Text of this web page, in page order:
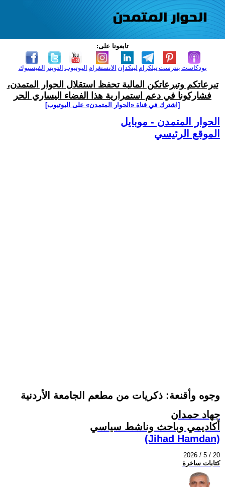
تابعونا على:
الفيسبوك التويتر اليوتيوب الانستغرام لينكدإن تيلكرامبنترست بودكاست
تبرعاتكم وتبرعاتكن المالية تحفظ استقلال الحوار المتمدن،
فشاركونا في دعم استمرارية هذا الفضاء اليساري الحر
[اشترك في قناة ‫«الحوار المتمدن» على اليوتيوب]
الحوار المتمدن - موبايل
الموقع الرئيسي
وجوه وأقنعة: ذكريات من مطعم الجامعة الأردنية
جهاد حمدان
أكاديمي وباحث وناشط سياسي
(Jihad Hamdan)
2026 / 5 / 20
كتابات ساخرة